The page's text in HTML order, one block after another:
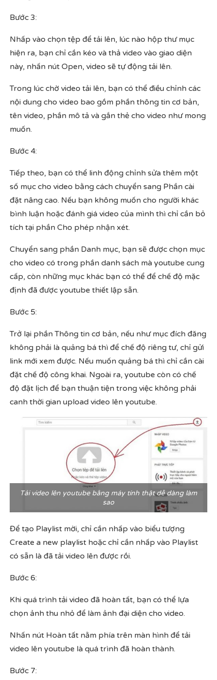
Bước 3:
Nhấp vào chọn tệp để tải lên, lúc nào hộp thư mục
hiện ra, bạn chỉ cần kéo và thả video vào giao diện
này, nhấn nút Open, video sẽ tự động tải lên.
Trong lúc chờ video tải lên, bạn có thể điều chỉnh các
nội dung cho video bao gồm phần thông tin cơ bản,
tên video, phần mô tả và gắn thẻ cho video như mong
muốn.
Bước 4:
Tiếp theo, bạn có thể linh động chỉnh sửa thêm một
số mục cho video bằng cách chuyển sang Phần cài
đặt nâng cao. Nếu bạn không muốn cho người khác
bình luận hoặc đánh giá video của mình thì chỉ cần bỏ
tích tại phần Cho phép nhận xét.
Chuyển sang phần Danh mục, bạn sẽ được chọn mục
cho video có trong phần danh sách mà youtube cung
cấp, còn những mục khác bạn có thể để chế độ mặc
định đã được youtube thiết lập sẵn.
Bước 5:
Trở lại phần Thông tin cơ bản, nếu như mục đích đăng
không phải là quảng bá thì để chế độ riêng tư, chỉ gửi
link mới xem được. Nếu muốn quảng bá thì chỉ cần cài
đặt chế độ công khai. Ngoài ra, youtube còn có chế
độ đặt lịch để bạn thuận tiện trong việc không phải
canh thời gian upload video lên youtube.
Tải video lên youtube bằng máy tính thật dễ dàng làm
sao
Để tạo Playlist mời, chỉ cần nhấp vào biểu tượng
Create a new playlist hoặc chỉ cần nhấp vào Playlist
có sẵn là đã tải video lên được rồi.
Bước 6:
Khi quá trình tải video đã hoàn tất, bạn có thể lựa
chọn ảnh thu nhỏ để làm ảnh đại diện cho video.
Nhấn nút Hoàn tất nằm phía trên màn hình để tải
video lên youtube là quá trình đã hoàn thành.
Bước 7: